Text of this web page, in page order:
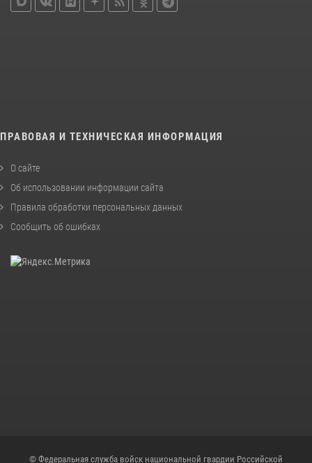
ПРАВОВАЯ И ТЕХНИЧЕСКАЯ ИНФОРМАЦИЯ
О сайте
Об использовании информации сайта
Правила обработки персональных данных
Сообщить об ошибках
© Федеральная служба войск национальной гвардии Российской